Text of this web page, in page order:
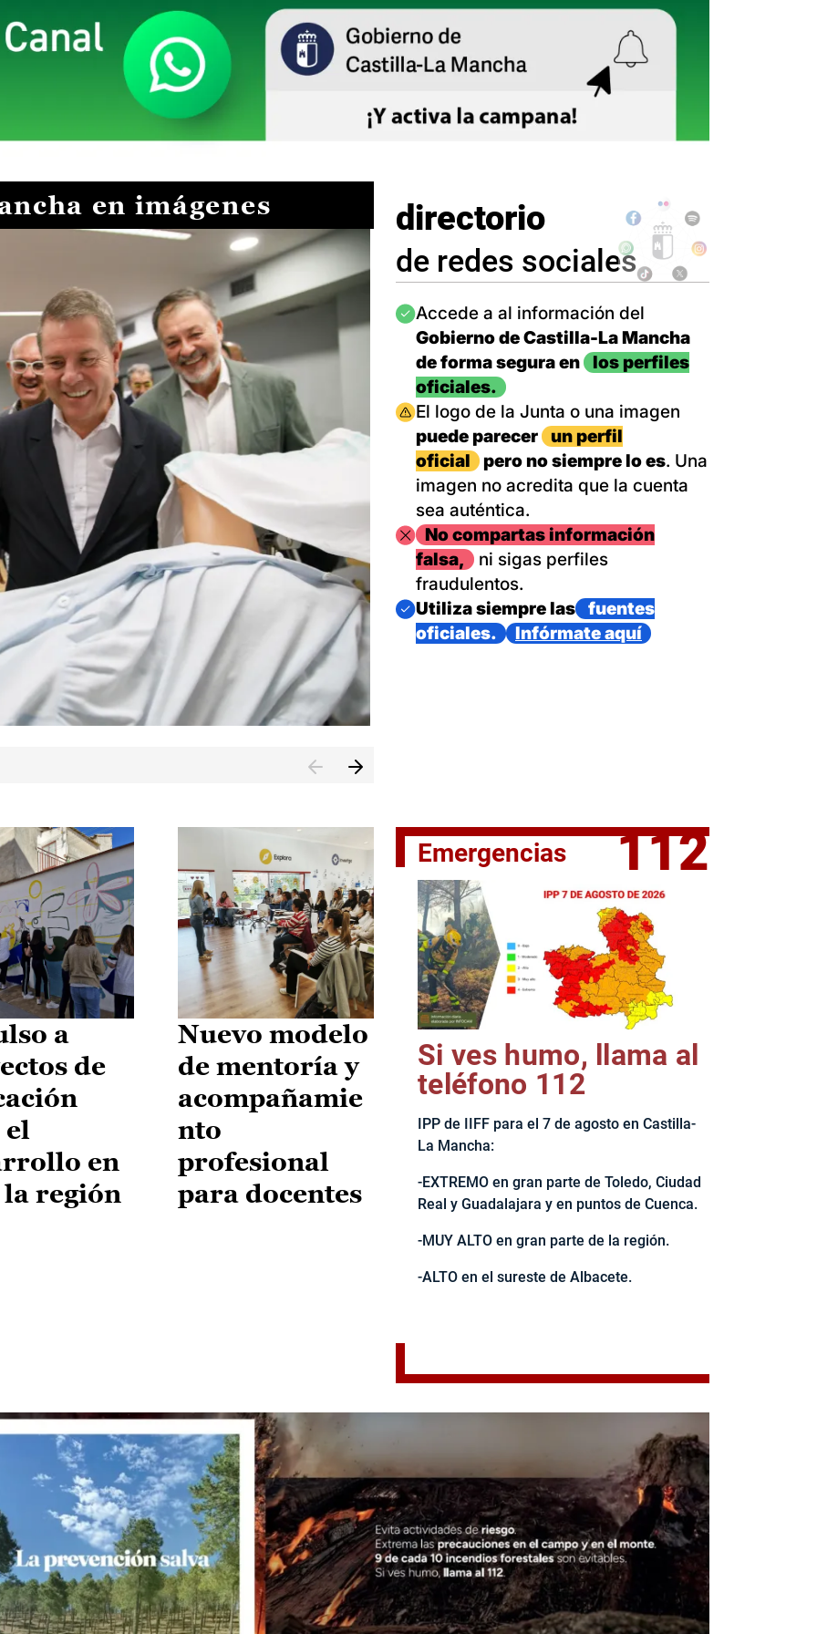
en imágenes
El jefe del Ejecutivo castellanomanchego, Emiliano García-
directorio
de redes sociales
Imagen
Accede a al información del
Gobierno de Castilla-La Mancha
de forma segura en
los perfiles
oficiales.
Imagen
El logo de la Junta o una imagen
puede parecer
un perfil
oficial
pero no siempre lo es. Una
imagen no acredita que la cuenta
sea auténtica.
ImagenNo compartas información
falsa,
ni sigas perfiles
fraudulentos.
Imagen
Utiliza siempre las
fuentes
oficiales.
Infórmate aquí
a
de
el
en
región
Nuevo modelo
de mentoría y
acompañamie
nto
profesional
para docentes
Emergencias 112
Si ves humo, llama al
teléfono 112
IPP de IIFF para el 7 de agosto en Castilla-
La Mancha:
-EXTREMO en gran parte de Toledo, Ciudad
Real y Guadalajara y en puntos de Cuenca.
-MUY ALTO en gran parte de la región.
-ALTO en el sureste de Albacete.